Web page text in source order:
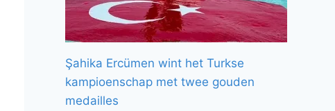
Şahika Ercümen wint het Turkse
kampioenschap met twee gouden
medailles